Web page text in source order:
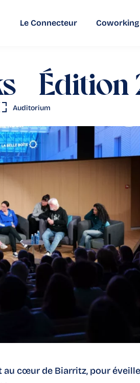
Le Connecteur Coworking
– Édition
Auditorium
cœur de Biarritz, pour